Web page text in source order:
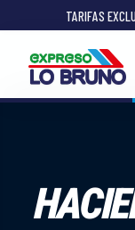
TARIFAS